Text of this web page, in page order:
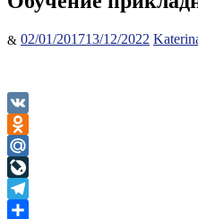
Posted
02/01/201713/12/2022 Author
VK
Odnoklassniki
Mail.Ru
LiveJournal
Telegram